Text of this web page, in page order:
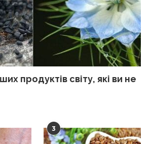
продуктів світу, які ви не
3